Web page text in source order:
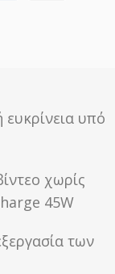
υπό
χωρίς
45W
των